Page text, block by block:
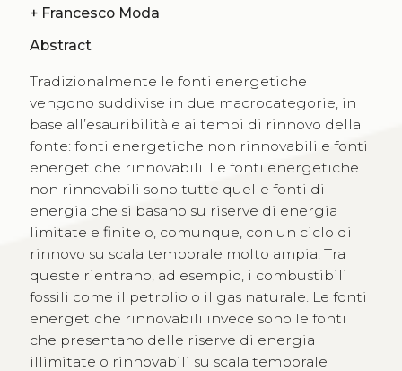
+ Francesco Moda
Abstract
Tradizionalmente le fonti energetiche
vengono suddivise in due macrocategorie, in
base all’esauribilità e ai tempi di rinnovo della
fonte: fonti energetiche non rinnovabili e fonti
energetiche rinnovabili. Le fonti energetiche
non rinnovabili sono tutte quelle fonti di
energia che si basano su riserve di energia
limitate e finite o, comunque, con un ciclo di
rinnovo su scala temporale molto ampia. Tra
queste rientrano, ad esempio, i combustibili
fossili come il petrolio o il gas naturale. Le fonti
energetiche rinnovabili invece sono le fonti
che presentano delle riserve di energia
illimitate o rinnovabili su scala temporale